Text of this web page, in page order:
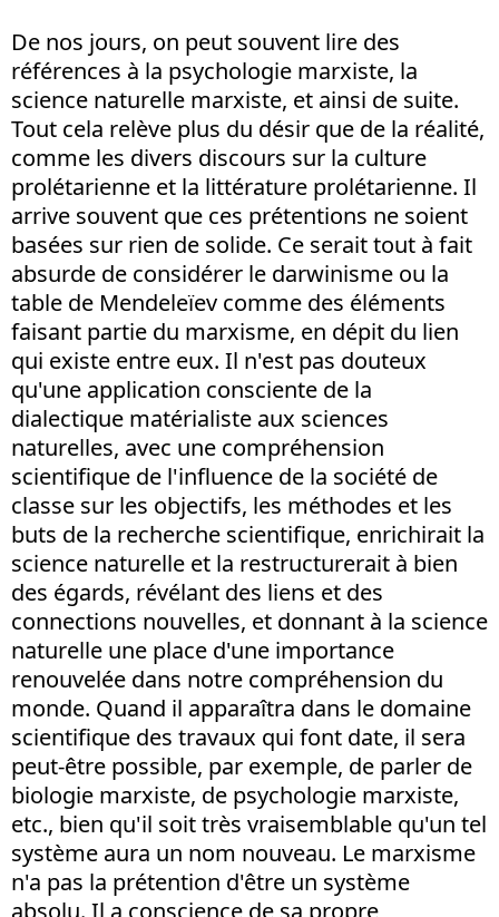
De nos jours, on peut souvent lire des
références à la psychologie marxiste, la
science naturelle marxiste, et ainsi de suite.
Tout cela relève plus du désir que de la réalité,
comme les divers discours sur la culture
prolétarienne et la littérature prolétarienne. Il
arrive souvent que ces prétentions ne soient
basées sur rien de solide. Ce serait tout à fait
absurde de considérer le darwinisme ou la
table de Mendeleïev comme des éléments
faisant partie du marxisme, en dépit du lien
qui existe entre eux. Il n'est pas douteux
qu'une application consciente de la
dialectique matérialiste aux sciences
naturelles, avec une compréhension
scientifique de l'influence de la société de
classe sur les objectifs, les méthodes et les
buts de la recherche scientifique, enrichirait la
science naturelle et la restructurerait à bien
des égards, révélant des liens et des
connections nouvelles, et donnant à la science
naturelle une place d'une importance
renouvelée dans notre compréhension du
monde. Quand il apparaîtra dans le domaine
scientifique des travaux qui font date, il sera
peut-être possible, par exemple, de parler de
biologie marxiste, de psychologie marxiste,
etc., bien qu'il soit très vraisemblable qu'un tel
système aura un nom nouveau. Le marxisme
n'a pas la prétention d'être un système
absolu. Il a conscience de sa propre